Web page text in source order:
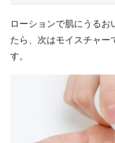
ローションで肌にうる
たら、次はモイスチャー
す。